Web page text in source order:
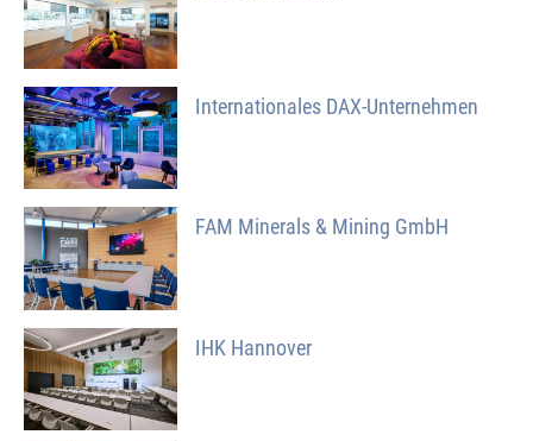
Internationales DAX-Unternehmen
FAM Minerals & Mining GmbH
IHK Hannover